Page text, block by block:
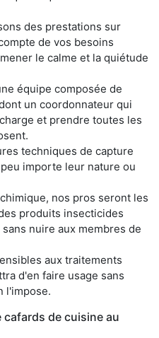
des prestations sur
de vos besoins
le calme et la quiétude
équipe composée de
un coordonnateur qui
et prendre toutes les
techniques de capture
importe leur nature ou
nos pros seront les
produits insecticides
nuire aux membres de
aux traitements
d'en faire usage sans
l'impose.
cafards de cuisine au